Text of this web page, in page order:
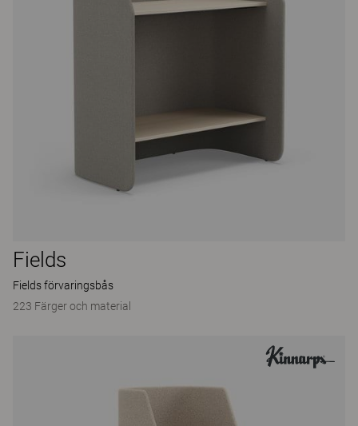
Fields
Fields förvaringsbås
223 Färger och material